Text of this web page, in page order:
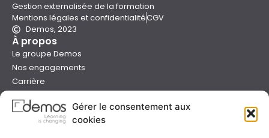
Gérer le consentement aux
cookies
Gestion externalisée de la formation
Mentions légales et confidentialitéCGV
Demos, 2023
À propos
Le groupe Demos
Nos engagements
Carrière
Presse
Catalogues